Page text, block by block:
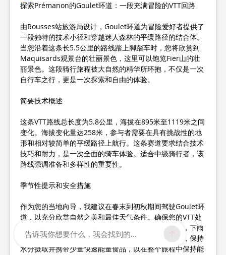
探索Prémanon的Goulet环道：一段充满冒险的VTT回路
由Rousses站旅游局设计，Goulet环道为冒险爱好者提供了
一段独特的技术小径和穿越迷人森林的平缓路径的结合体。
当您沿着这条长5.5公里的路线踏上脚踏车时，您将欣赏到
Maquisards观景台的壮丽景色，这里可以饱览Fier山的壮
丽景色。这段骑行旅程被大自然的精华所环抱，不仅是一次
自行车之行，更是一次探索和自由的体验。
简要技术概述
这条VTT路线总长度为5.8公里，海拔在895米至1119米之间
变化。海拔变化量达258米，参与者需要在具有挑战性的地
形和相对较简单的平缓路径上航行。这条赛道要求结合技术
技巧和耐力，是一次全面的骑车体验。适合中级骑行者，该
路线强调准备和多样性的重要性。
季节性提示和安全措施
作为您的当地向导，我建议在春末到初秋期间驾驶Goulet环
道，以充分欣赏自然之美和最佳天气条件。确保您的VTT处
于最佳状态，并配备头盔和手套等安全装备。请注意，下雨
后林中小径可能变得湿滑，因此必须谨慎行事。此外，保持
水分摄取并携带少量快速能量食品，以在整个旅程中保持能
告诉我你想要什么，我会找到的...